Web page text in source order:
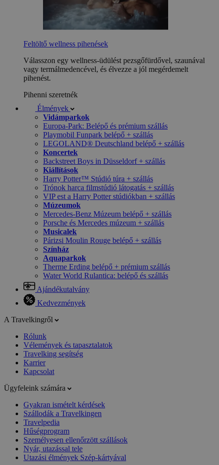
Feltöltő wellness pihenések
Válasszon egy wellness-üdülést pezsgőfürdővel, szaunával
vagy termálmedencével, és élvezze a jól megérdemelt
pihenést.
Pihenni szeretnék
Élmények
Vidámparkok
Europa-Park: Belépő és prémium szállás
Playmobil Funpark belépő + szállás
LEGOLAND® Deutschland belépő + szállás
Koncertek
Backstreet Boys in Düsseldorf + szállás
Kiállítások
Harry Potter™ Stúdió túra + szállás
Trónok harca filmstúdió látogatás + szállás
VIP est a Harry Potter stúdiókban + szállás
Múzeumok
Mercedes-Benz Múzeum belépő + szállás
Porsche és Mercedes múzeum + szállás
Musicalek
Párizsi Moulin Rouge belépő + szállás
Színház
Aquaparkok
Therme Erding belépő + prémium szállás
Water World Rulantica: belépő és szállás
Ajándékutalvány
Kedvezmények
A Travelkingről
Rólunk
Vélemények és tapasztalatok
Travelking segítség
Karrier
Kapcsolat
Ügyfeleink számára
Gyakran ismételt kérdések
Szállodák a Travelkingen
Travelpedia
Hűségprogram
Személyesen ellenőrzött szállások
Nyár, utazással tele
Utazási élmények Szép-kártyával